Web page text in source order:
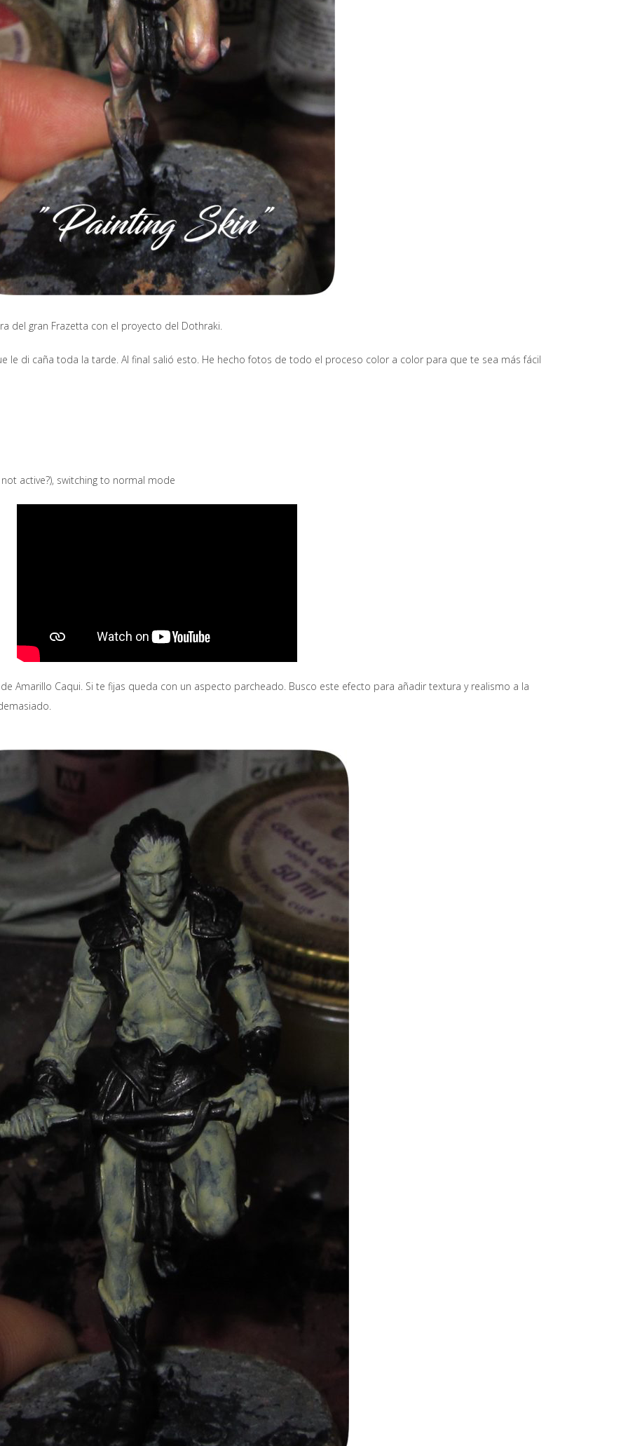
del gran Frazetta con el proyecto del Dothraki.
le di caña toda la tarde. Al final salió esto. He hecho fotos de todo el proceso color a color para que te sea más fácil
active?), switching to normal mode
Amarillo Caqui. Si te fijas queda con un aspecto parcheado. Busco este efecto para añadir textura y realismo a la